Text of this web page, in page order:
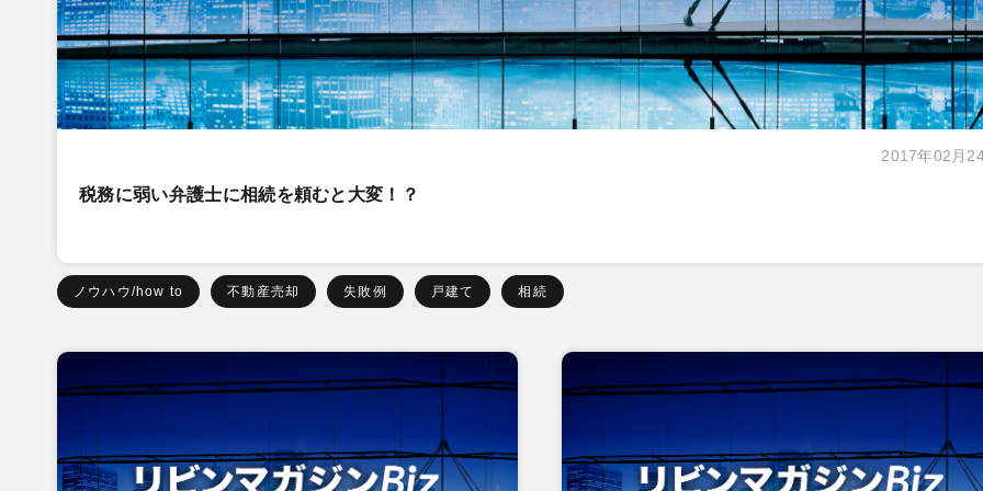
2017年02月
税務に弱い弁護士に相続を頼むと大変！？
ノウハウ/how to 不動産売却 失敗例 戸建て 相続